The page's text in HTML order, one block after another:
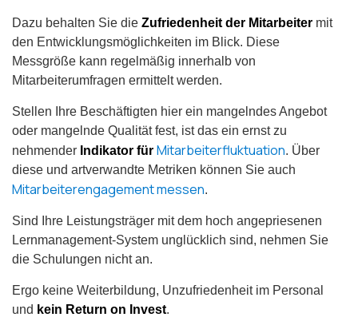
Dazu behalten Sie die Zufriedenheit der Mitarbeiter mit
den Entwicklungsmöglichkeiten im Blick. Diese
Messgröße kann regelmäßig innerhalb von
Mitarbeiterumfragen ermittelt werden.
Stellen Ihre Beschäftigten hier ein mangelndes Angebot
oder mangelnde Qualität fest, ist das ein ernst zu
nehmender Indikator für Mitarbeiterfluktuation. Über
diese und artverwandte Metriken können Sie auch
Mitarbeiterengagement messen.
Sind Ihre Leistungsträger mit dem hoch angepriesenen
Lernmanagement-System unglücklich sind, nehmen Sie
die Schulungen nicht an.
Ergo keine Weiterbildung, Unzufriedenheit im Personal
und kein Return on Invest.